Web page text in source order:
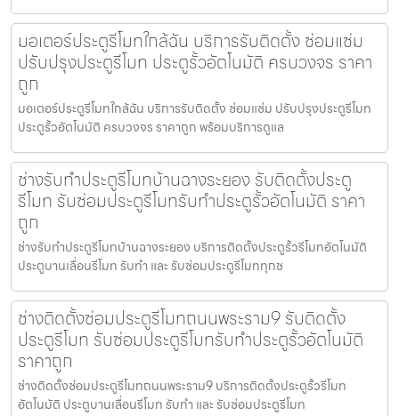
มอเตอร์ประตูรีโมทใกล้ฉัน บริการรับติดตั้ง ซ่อมแซ่ม
ปรับปรุงประตูรีโมท ประตูรั้วอัตโนมัติ ครบวงจร ราคา
ถูก
มอเตอร์ประตูรีโมทใกล้ฉัน บริการรับติดตั้ง ซ่อมแซ่ม ปรับปรุงประตูรีโมท
ประตูรั้วอัตโนมัติ ครบวงจร ราคาถูก พร้อมบริการดูแล
ช่างรับทำประตูรีโมทบ้านฉางระยอง รับติดตั้งประตู
รีโมท รับซ่อมประตูรีโมทรับทำประตูรั้วอัตโนมัติ ราคา
ถูก
ช่างรับทำประตูรีโมทบ้านฉางระยอง บริการติดตั้งประตูรั้วรีโมทอัตโนมัติ
ประตูบานเลื่อนรีโมท รับทำ และ รับซ่อมประตูรีโมททุกช
ช่างติดตั้งซ่อมประตูรีโมทถนนพระราม9 รับติดตั้ง
ประตูรีโมท รับซ่อมประตูรีโมทรับทำประตูรั้วอัตโนมัติ
ราคาถูก
ช่างติดตั้งซ่อมประตูรีโมทถนนพระราม9 บริการติดตั้งประตูรั้วรีโมท
อัตโนมัติ ประตูบานเลื่อนรีโมท รับทำ และ รับซ่อมประตูรีโมท